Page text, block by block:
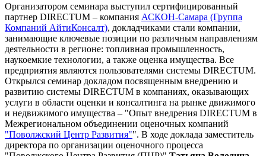
Организатором семинара выступил сертифицированный
партнер DIRECTUM – компания АСКОН-Самара (Группа
Компаний АйтиКонсалт), докладчиками стали компании,
занимающие ключевые позиции по различным направлениям
деятельности в регионе: топливная промышленность,
наукоемкие технологии, а также оценка имущества. Все
предприятия являются пользователями системы DIRECTUM.
Открылся семинар докладом посвященным внедрению и
развитию системы DIRECTUM в компаниях, оказывающих
услуги в области оценки и консалтинга на рынке движимого
и недвижимого имущества – "Опыт внедрения DIRECTUM в
Межрегиональном объединении оценочных компаний
"Поволжский Центр Развития"". В ходе доклада заместитель
директора по организации оценочного процесса